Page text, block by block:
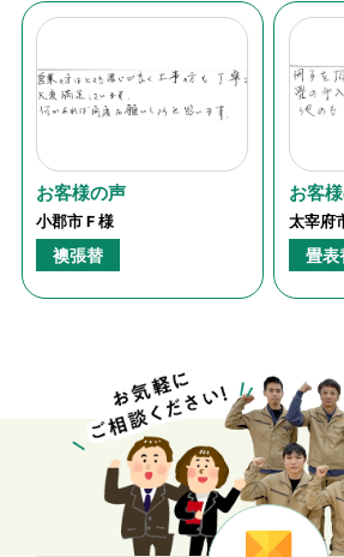
お客様の声
小郡市 F 様
襖張替
お客
太宰府
畳表